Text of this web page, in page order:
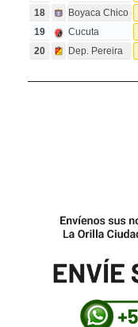
18 Boyaca Chico
19
Cucuta
20
Dep. Pereira